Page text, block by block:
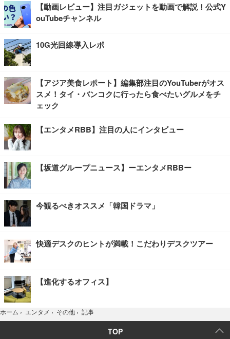
【動画レビュー】注目ガジェットを動画で解説！公式Y
ouTubeチャンネル
10G光回線導入レポ
【アジア美食レポート】編集部注目のYouTuberがオス
スメ！タイ・バンコクに行ったら食べたいグルメをチ
ェック
【エンタメRBB】注目の人にインタビュー
【坂道グループニュース】ーエンタメRBBー
今観るべきオススメ「韓国ドラマ」
快適デスクのヒントが満載！こだわりデスクツアー
【進化するオフィス】
ホーム › エンタメ › その他 › 記事
TOP